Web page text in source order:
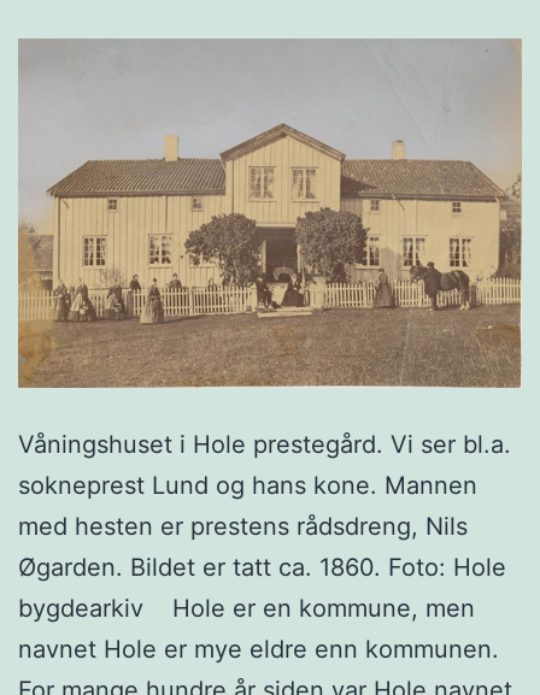
Våningshuset i Hole prestegård. Vi ser bl.a.
sokneprest Lund og hans kone. Mannen
med hesten er prestens rådsdreng, Nils
Øgarden. Bildet er tatt ca. 1860. Foto: Hole
bygdearkiv Hole er en kommune, men
navnet Hole er mye eldre enn kommunen.